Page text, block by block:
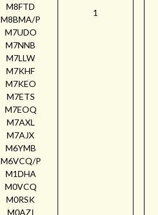
M8FTD
M8BMA/P
M7UDO
M7NNB
M7LLW
M7KHF
M7KEO
M7ETS
M7EOQ
M7AXL
M7AJX
M6YMB
M6VCQ/P
M1DHA
M0VCQ
M0RSK
M0AZI
1